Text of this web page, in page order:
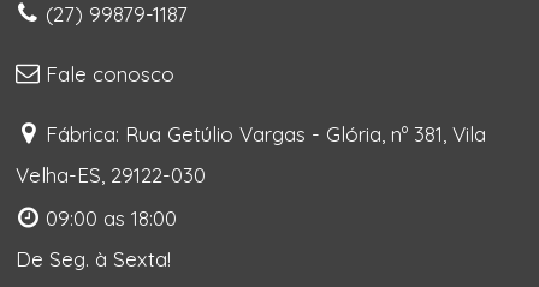
(27) 99879-1187
Fale conosco
Fábrica: Rua Getúlio Vargas - Glória, nº 381, Vila
Velha-ES, 29122-030
09:00 as 18:00
De Seg. à Sexta!